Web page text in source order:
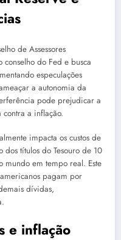
de Assessores
do Fed e busca
especulações
a autonomia da
pode prejudicar a
a inflação.
impacta os custos de
títulos do Tesouro de 10
em tempo real. Este
pagam por
dívidas,
e inflação